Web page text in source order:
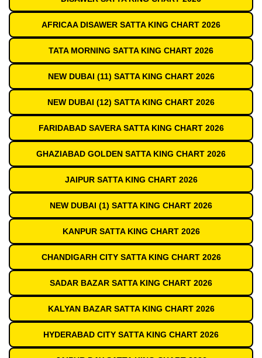
AFRICAA DISAWER SATTA KING CHART 2026
TATA MORNING SATTA KING CHART 2026
NEW DUBAI (11) SATTA KING CHART 2026
NEW DUBAI (12) SATTA KING CHART 2026
FARIDABAD SAVERA SATTA KING CHART 2026
GHAZIABAD GOLDEN SATTA KING CHART 2026
JAIPUR SATTA KING CHART 2026
NEW DUBAI (1) SATTA KING CHART 2026
KANPUR SATTA KING CHART 2026
CHANDIGARH CITY SATTA KING CHART 2026
SADAR BAZAR SATTA KING CHART 2026
KALYAN BAZAR SATTA KING CHART 2026
HYDERABAD CITY SATTA KING CHART 2026